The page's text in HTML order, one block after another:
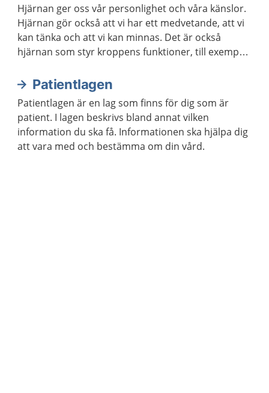
Hjärnan ger oss vår personlighet och våra känslor.
Hjärnan gör också att vi har ett medvetande, att vi
kan tänka och att vi kan minnas. Det är också
hjärnan som styr kroppens funktioner, till exempel
Patientlagen
Patientlagen är en lag som finns för dig som är
patient. I lagen beskrivs bland annat vilken
information du ska få. Informationen ska hjälpa dig
att vara med och bestämma om din vård.